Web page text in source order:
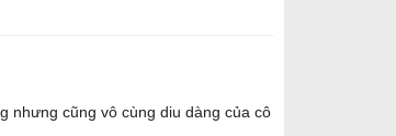
nhưng cũng vô cùng diu dàng của cô